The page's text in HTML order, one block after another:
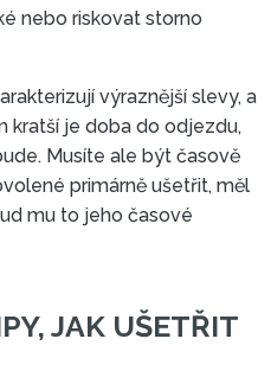
nebo riskovat storno
výraznější slevy, a
kratší je doba do odjezdu,
Musíte ale být časově
primárně ušetřit, měl
mu to jeho časové